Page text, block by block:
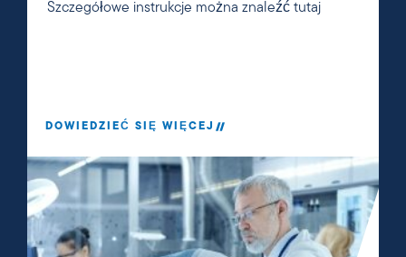
Szczegółowe instrukcje można znaleźć tutaj
DOWIEDZIEĆ SIĘ WIĘCEJ